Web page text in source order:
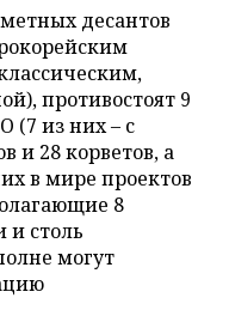
десантов
противостоят 9
(7 из них – с
и 28 корветов, а
в мире проектов
8
и столь
могут